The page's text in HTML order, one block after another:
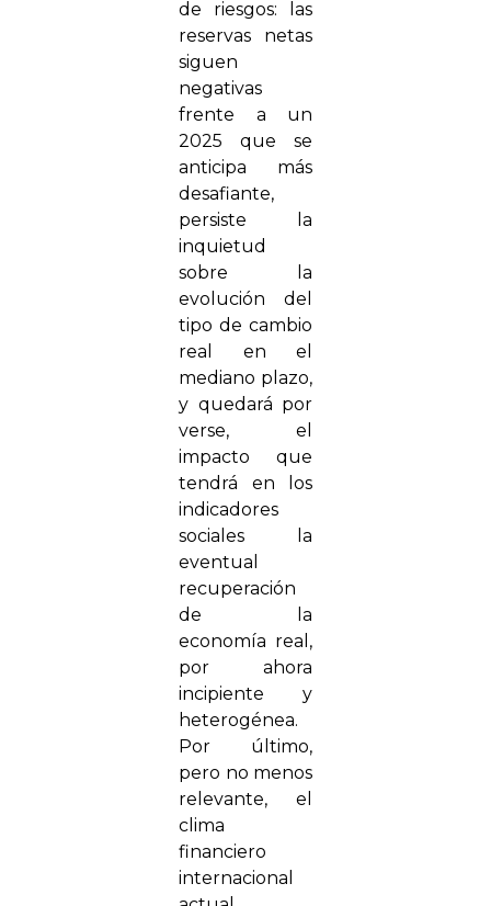
de riesgos: las
reservas netas
siguen
negativas
frente a un
2025 que se
anticipa más
desafiante,
persiste la
inquietud
sobre la
evolución del
tipo de cambio
real en el
mediano plazo,
y quedará por
verse, el
impacto que
tendrá en los
indicadores
sociales la
eventual
recuperación
de la
economía real,
por ahora
incipiente y
heterogénea.
Por último,
pero no menos
relevante, el
clima
financiero
internacional